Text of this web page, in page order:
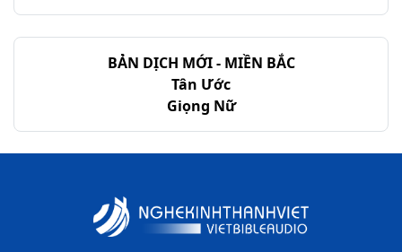
BẢN DỊCH MỚI - MIỀN BẮC
Tân Ước
Giọng Nữ